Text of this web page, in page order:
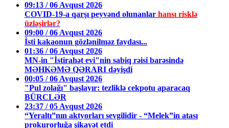
09:13 / 06 Avqust 2026
COVID-19-a qarşı peyvənd olunanlar hansı risklə
üzləşirlər?
09:00 / 06 Avqust 2026
İsti kakaonun gözlənilməz faydası...
01:36 / 06 Avqust 2026
MN-in "İstirahət evi"nin sabiq rəisi barəsində
MƏHKƏMƏ QƏRARI dəyişdi
00:05 / 06 Avqust 2026
"Pul zolağı" başlayır: tezliklə cekpotu aparacaq
BÜRCLƏR
23:37 / 05 Avqust 2026
“Yeraltı”nın aktyorları sevgilidir - “Melek”in atası
prokurorluğa şikayət etdi